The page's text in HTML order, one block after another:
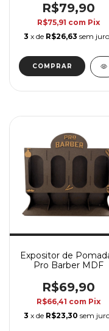
R$79,90
R$75,91 com Pix
3 x de R$26,63 sem
Expositor de
Pro Barber MDF
R$69,90
R$66,41 com Pix
3 x de R$23,30 sem